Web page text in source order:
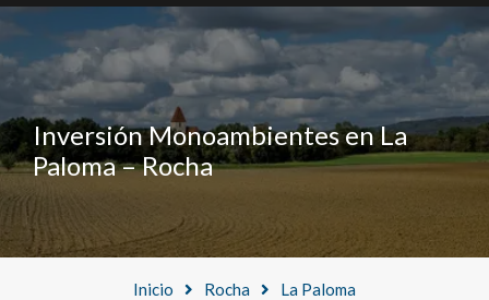
Inversión Monoambientes en La
Paloma – Rocha
Inicio Rocha La Paloma